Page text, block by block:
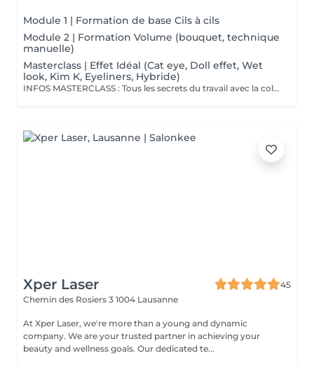
Module 1 | Formation de base Cils à cils
Module 2 | Formation Volume (bouquet, technique
manuelle)
Masterclass | Effet Idéal (Cat eye, Doll effet, Wet
look, Kim K, Eyeliners, Hybride)
INFOS MASTERCLASS : Tous les secrets du travail avec la colle, plus de 20 aspects importants pour la tenue durable des extensions de cils. Correction des erreurs typiques
Xper Laser
45
Chemin des Rosiers 3 1004 Lausanne
At Xper Laser, we're more than a young and dynamic
company. We are your trusted partner in achieving your
beauty and wellness goals. Our dedicated te...